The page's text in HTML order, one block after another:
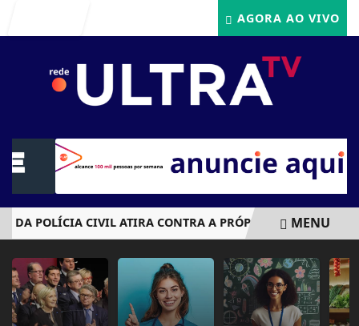
AGORA AO VIVO
POLÍCIA CIVIL ATIRA CONTRA A PRÓPRIA CABEÇA APÓS
EM ALTA
MENU